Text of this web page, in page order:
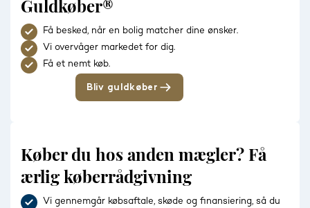
Guldkøber®
Få besked, når en bolig matcher dine ønsker.
Vi overvåger markedet for dig.
Få et nemt køb.
Bliv guldkøber
Køber du hos anden mægler? Få
ærlig køberrådgivning
Vi gennemgår købsaftale, skøde og finansiering, så du